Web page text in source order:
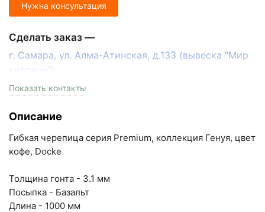
Нужна консультация
Сделать заказ —
г. Самара, ул. Алма-Атинская, д.133 (вывеска "Мир
кирпича")
пн-пт с 9:00 до 18:00, сб с 10:00 до 16:00
+7 (993) 993-77-33
Написать в МАКС
Написать в Telegram
Написать на почту
Показать контакты
Описание
Гибкая черепица серия Premium, коллекция Генуя, цвет
кофе, Docke
Толщина гонта - 3.1 мм
Посыпка - Базальт
Длина - 1000 мм